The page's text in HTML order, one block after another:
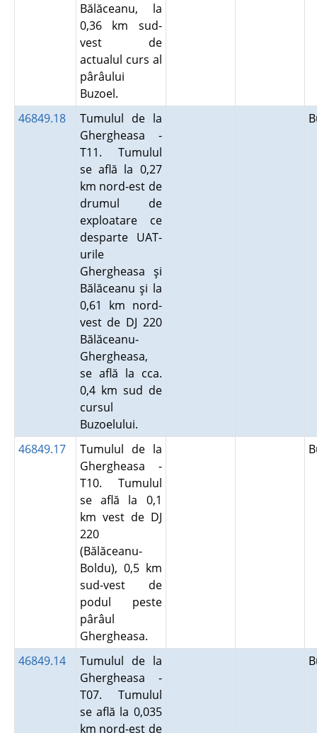
Bălăceanu, la
0,36 km sud-
vest de
actualul curs al
pârâului
Buzoel.
46849.18
Tumulul de la
Ghergheasa -
T11. Tumulul
se află la 0,27
km nord-est de
drumul de
exploatare ce
desparte UAT-
urile
Ghergheasa şi
Bălăceanu şi la
0,61 km nord-
vest de DJ 220
Bălăceanu-
Ghergheasa,
se află la cca.
0,4 km sud de
cursul
Buzoelului.
46849.17
Tumulul de la
Ghergheasa -
T10. Tumulul
se află la 0,1
km vest de DJ
220
(Bălăceanu-
Boldu), 0,5 km
sud-vest de
podul peste
pârâul
Ghergheasa.
46849.14
Tumulul de la
Ghergheasa -
T07. Tumulul
se află la 0,035
km nord-est de